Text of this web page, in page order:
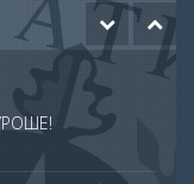
ЗА НАСТАВАК